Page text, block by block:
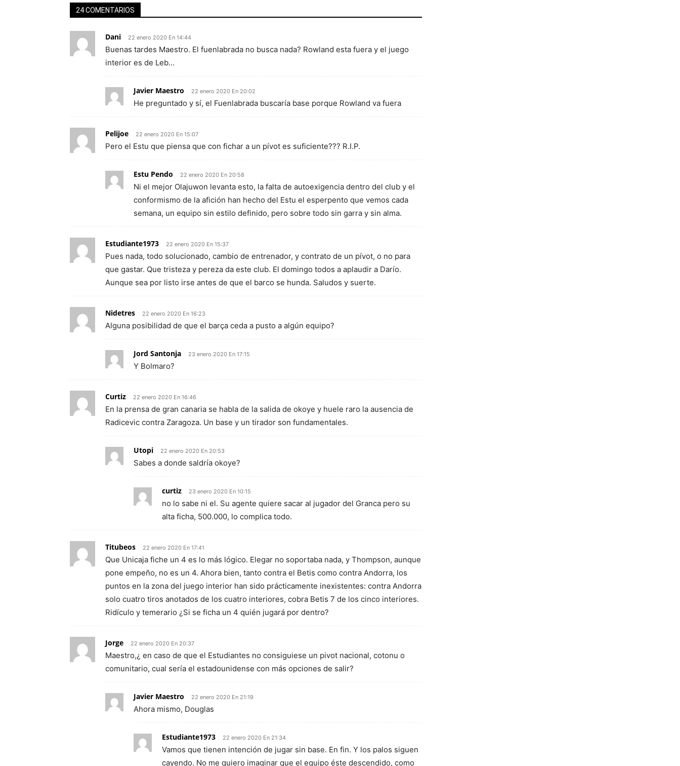
24 COMENTARIOS
Dani 22 enero 2020 En 14:44
Buenas tardes Maestro. El fuenlabrada no busca nada? Rowland esta fuera y el juego
interior es de Leb…
Javier Maestro 22 enero 2020 En 20:02
He preguntado y sí, el Fuenlabrada buscaría base porque Rowland va fuera
Pelijoe 22 enero 2020 En 15:07
Pero el Estu que piensa que con fichar a un pívot es suficiente??? R.I.P.
Estu Pendo 22 enero 2020 En 20:58
Ni el mejor Olajuwon levanta esto, la falta de autoexigencia dentro del club y el
conformismo de la afición han hecho del Estu el esperpento que vemos cada
semana, un equipo sin estilo definido, pero sobre todo sin garra y sin alma.
Estudiante1973 22 enero 2020 En 15:37
Pues nada, todo solucionado, cambio de entrenador, y contrato de un pívot, o no para
que gastar. Que tristeza y pereza da este club. El domingo todos a aplaudir a Darío.
Aunque sea por listo irse antes de que el barco se hunda. Saludos y suerte.
Nidetres 22 enero 2020 En 16:23
Alguna posibilidad de que el barça ceda a pusto a algún equipo?
Jord Santonja 23 enero 2020 En 17:15
Y Bolmaro?
Curtiz 22 enero 2020 En 16:46
En la prensa de gran canaria se habla de la salida de okoye y huele raro la ausencia de
Radicevic contra Zaragoza. Un base y un tirador son fundamentales.
Utopi 22 enero 2020 En 20:53
Sabes a donde saldría okoye?
curtiz 23 enero 2020 En 10:15
no lo sabe ni el. Su agente quiere sacar al jugador del Granca pero su
alta ficha, 500.000, lo complica todo.
Titubeos 22 enero 2020 En 17:41
Que Unicaja fiche un 4 es lo más lógico. Elegar no soportaba nada, y Thompson, aunque
pone empeño, no es un 4. Ahora bien, tanto contra el Betis como contra Andorra, los
puntos en la zona del juego interior han sido prácticamente inexistentes: contra Andorra
solo cuatro tiros anotados de los cuatro interiores, cobra Betis 7 de los cinco interiores.
Ridículo y temerario ¿Si se ficha un 4 quién jugará por dentro?
Jorge 22 enero 2020 En 20:37
Maestro,¿ en caso de que el Estudiantes no consiguiese un pivot nacional, cotonu o
comunitario, cual sería el estadounidense con más opciones de salir?
Javier Maestro 22 enero 2020 En 21:19
Ahora mismo, Douglas
Estudiante1973 22 enero 2020 En 21:34
Vamos que tienen intención de jugar sin base. En fin. Y los palos siguen
cayendo. No me quiero imaginar que el equipo éste descendido, como